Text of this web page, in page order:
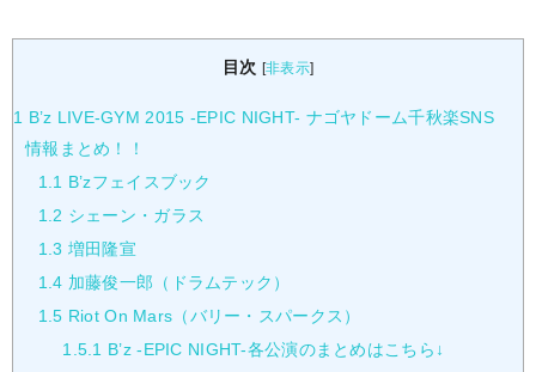
目次 [非表示]
1
B’z LIVE-GYM 2015 -EPIC NIGHT- ナゴヤドーム千秋楽SNS
情報まとめ！！
1.1
B’zフェイスブック
1.2 シェーン・ガラス
1.3 増田隆宣
1.4 加藤俊一郎（ドラムテック）
1.5 Riot On Mars（バリー・スパークス）
1.5.1
B’z -EPIC NIGHT-各公演のまとめはこちら↓